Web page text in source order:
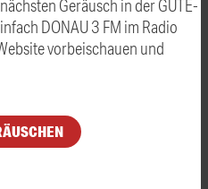
Geräusch in der GUTE-
DONAU 3 FM im Radio
vorbeischauen und